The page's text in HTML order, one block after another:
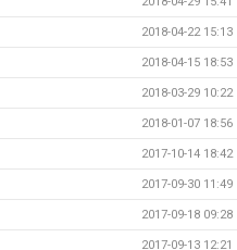
2018-04-22 15:13
2018-04-15 18:53
2018-03-29 10:22
2018-01-07 18:56
2017-10-14 18:42
2017-09-30 11:49
2017-09-18 09:28
2017-09-13 12:21